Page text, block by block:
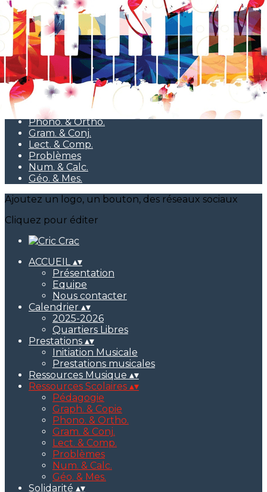
Exporter les lignes sélectionnées
Exporter toutes les colonnes
Exporter uniquement les colonnes affichées
Menu
<
>
Pédagogie
Graph. & Copie
Phono. & Ortho.
Gram. & Conj.
Lect. & Comp.
Problèmes
Num. & Calc.
Géo. & Mes.
Ajoutez un logo, un bouton, des réseaux sociaux
Cliquez pour éditer
ACCUEIL▴▾
Présentation
Equipe
Nous contacter
Calendrier ▴▾
2025-2026
Quartiers Libres
Prestations ▴▾
Initiation Musicale
Prestations musicales
Ressources Musique ▴▾
Ressources Scolaires ▴▾
Pédagogie
Graph. & Copie
Phono. & Ortho.
Gram. & Conj.
Lect. & Comp.
Problèmes
Num. & Calc.
Géo. & Mes.
Solidarité ▴▾